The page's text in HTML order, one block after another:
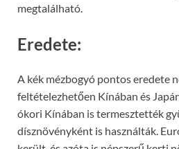
megtalálható.
Eredete:
A kék mézbogyó pontos eredete
feltételezhetően Kínában és
ókori Kínában is termesztették
dísznövényként is használták.